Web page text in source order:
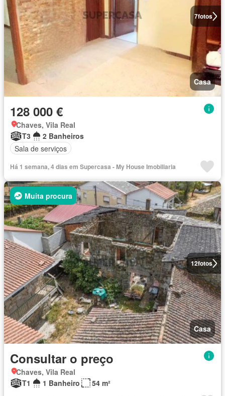
7fotos
Casa
128 000 €
Chaves, Vila Real
T3
2 Banheiros
Sala de serviços
Há 1 semana, 4 dias em Supercasa - My House Imobiliaria
12fotos
Muita procura
Casa
Consultar o preço
Chaves, Vila Real
T1
1 Banheiro 54 m²